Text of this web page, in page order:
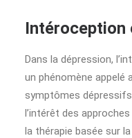
Intéroception
Dans la dépression,
un phénomène appelé
symptômes
l’intérêt des
la thérapie basée sur